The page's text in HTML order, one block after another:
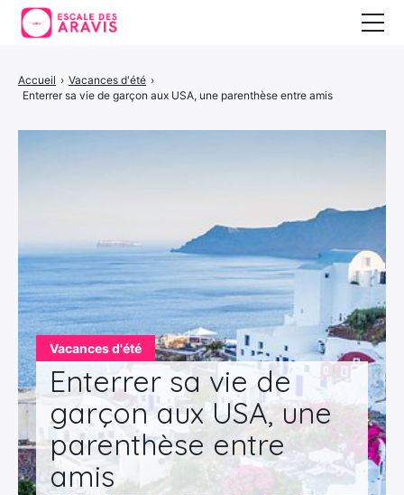
Vacances d'été
Enterrer sa vie de
garçon aux USA, une
parenthèse entre
amis
Accueil › Vacances d'été ›
Enterrer sa vie de garçon aux USA, une parenthèse entre amis
Vacances d’été